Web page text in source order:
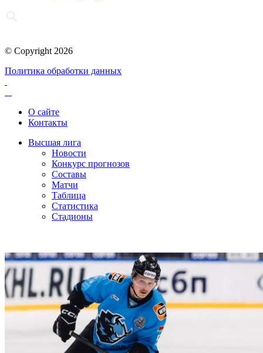
© Copyright 2026
Политика обработки данных
О сайте
Контакты
Высшая лига
Новости
Конкурс прогнозов
Составы
Матчи
Таблица
Статистика
Стадионы